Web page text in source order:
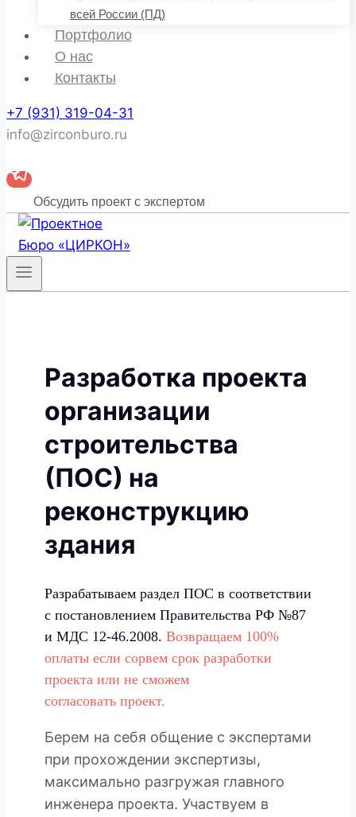
всей России (ПД)
Портфолио
О нас
Контакты
+7 (931) 319-04-31
info@zirconburo.ru
Обсудить проект с экспертом
Разработка проекта
организации
строительства
(ПОС) на
реконструкцию
здания
Разрабатываем раздел ПОС в соответствии
с постановлением Правительства РФ №87
и МДС 12-46.2008. Возвращаем 100%
оплаты если сорвем срок разработки
проекта или не сможем
согласовать проект.
Берем на себя общение с экспертами
при прохождении экспертизы,
максимально разгружая главного
инженера проекта. Участвуем в